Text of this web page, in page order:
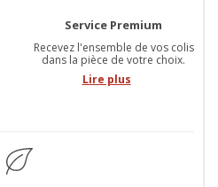
Service Premium
Recevez l'ensemble de vos colis
dans la pièce de votre choix.
Lire plus